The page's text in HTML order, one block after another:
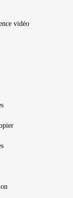
vidéo